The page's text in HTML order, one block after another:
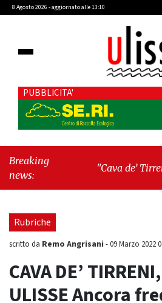
8 Agosto 2026 - aggiornato alle 13:10
PUBBLICITA'
Breaking
news:
"Cava de’ Tirreni, la
Rubriche
scritto da Remo Angrisani -09 Marzo 2022
CAVA DE’
ULISSE Ancora